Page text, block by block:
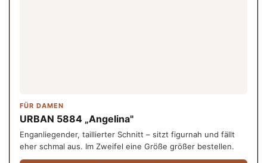
FÜR DAMEN
URBAN 5884 „Angelina"
Enganliegender, taillierter Schnitt – sitzt figurnah und fällt
eher schmal aus. Im Zweifel eine Größe größer bestellen.